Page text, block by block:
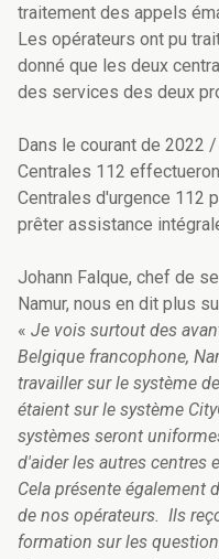
traitement des appels
Les opérateurs ont pu
donné que les deux
des services des deux
Dans le courant de 2022
Centrales 112
Centrales d'urgence 112
prêter assistance
Johann Falque, chef de
Namur, nous en dit plus
« Je vois surtout des
Belgique francophone,
travailler sur le système
étaient sur le système
systèmes seront
d'aider les autres centres
Cela présente également
de nos opérateurs. Ils
formation sur les